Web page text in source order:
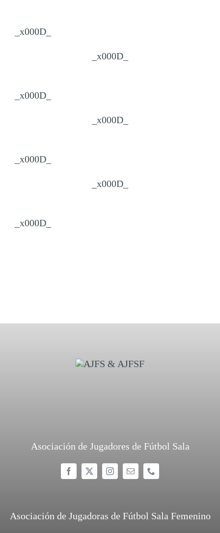
_x000D_
_x000D_
_x000D_
_x000D_
_x000D_
_x000D_
_x000D_
Asociación de Jugadores de Fútbol Sala
Asociación de Jugadoras de Fútbol Sala Femenino